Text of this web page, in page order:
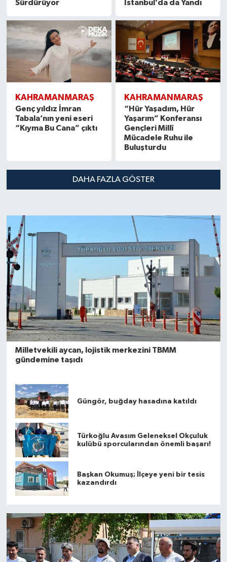
Sürdürüyor İstanbul’da da Yandı
KAHRAMANMARAŞ
Genç yıldız İmran
Tabala’nın yeni eseri
“Kıyma Bu Cana” çıktı
KAHRAMANMARAŞ
“Hür Yaşadım, Hür
Yaşarım” Konferansı
Gençleri Millî
Mücadele Ruhu ile
Buluşturdu
DAHA FAZLA GÖSTER
Milletvekili aycan, lojistik merkezini TBMM
gündemine taşıdı
Güngör, buğday hasadına katıldı
Türkoğlu Avasım Geleneksel Okçuluk
kulübü sporcularından önemli başarı!
Başkan Okumuş; İlçeye yeni bir tesis
kazandırdı